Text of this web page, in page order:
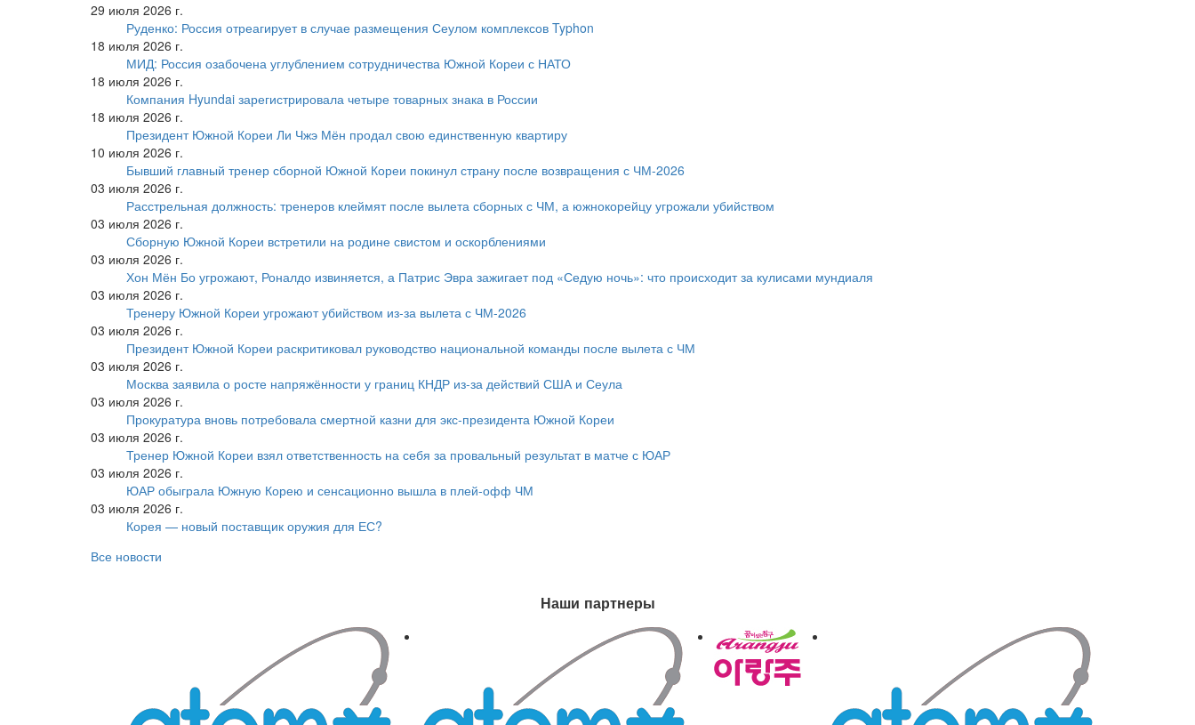
29 июля 2026 г.
Руденко: Россия отреагирует в случае размещения Сеулом комплексов Typhon
18 июля 2026 г.
МИД: Россия озабочена углублением сотрудничества Южной Кореи с НАТО
18 июля 2026 г.
Компания Hyundai зарегистрировала четыре товарных знака в России
18 июля 2026 г.
Президент Южной Кореи Ли Чжэ Мён продал свою единственную квартиру
10 июля 2026 г.
Бывший главный тренер сборной Южной Кореи покинул страну после возвращения с ЧМ-2026
03 июля 2026 г.
Расстрельная должность: тренеров клеймят после вылета сборных с ЧМ, а южнокорейцу угрожали убийством
03 июля 2026 г.
Сборную Южной Кореи встретили на родине свистом и оскорблениями
03 июля 2026 г.
Хон Мён Бо угрожают, Роналдо извиняется, а Патрис Эвра зажигает под «Седую ночь»: что происходит за кулисами мундиаля
03 июля 2026 г.
Тренеру Южной Кореи угрожают убийством из-за вылета с ЧМ-2026
03 июля 2026 г.
Президент Южной Кореи раскритиковал руководство национальной команды после вылета с ЧМ
03 июля 2026 г.
Москва заявила о росте напряжённости у границ КНДР из-за действий США и Сеула
03 июля 2026 г.
Прокуратура вновь потребовала смертной казни для экс-президента Южной Кореи
03 июля 2026 г.
Тренер Южной Кореи взял ответственность на себя за провальный результат в матче с ЮАР
03 июля 2026 г.
ЮАР обыграла Южную Корею и сенсационно вышла в плей-офф ЧМ
03 июля 2026 г.
Корея — новый поставщик оружия для ЕС?
Все новости
Наши партнеры